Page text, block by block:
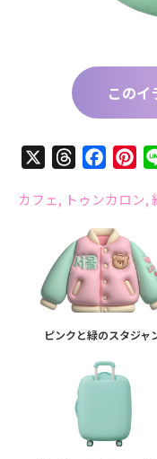
このイ
Threads
カフェ, トゥンカロン,
ピンクと緑のスタジャ